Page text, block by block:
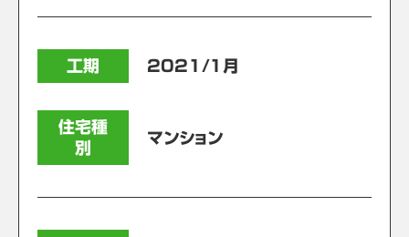
工期 2021/1月
住宅種
別
マンション